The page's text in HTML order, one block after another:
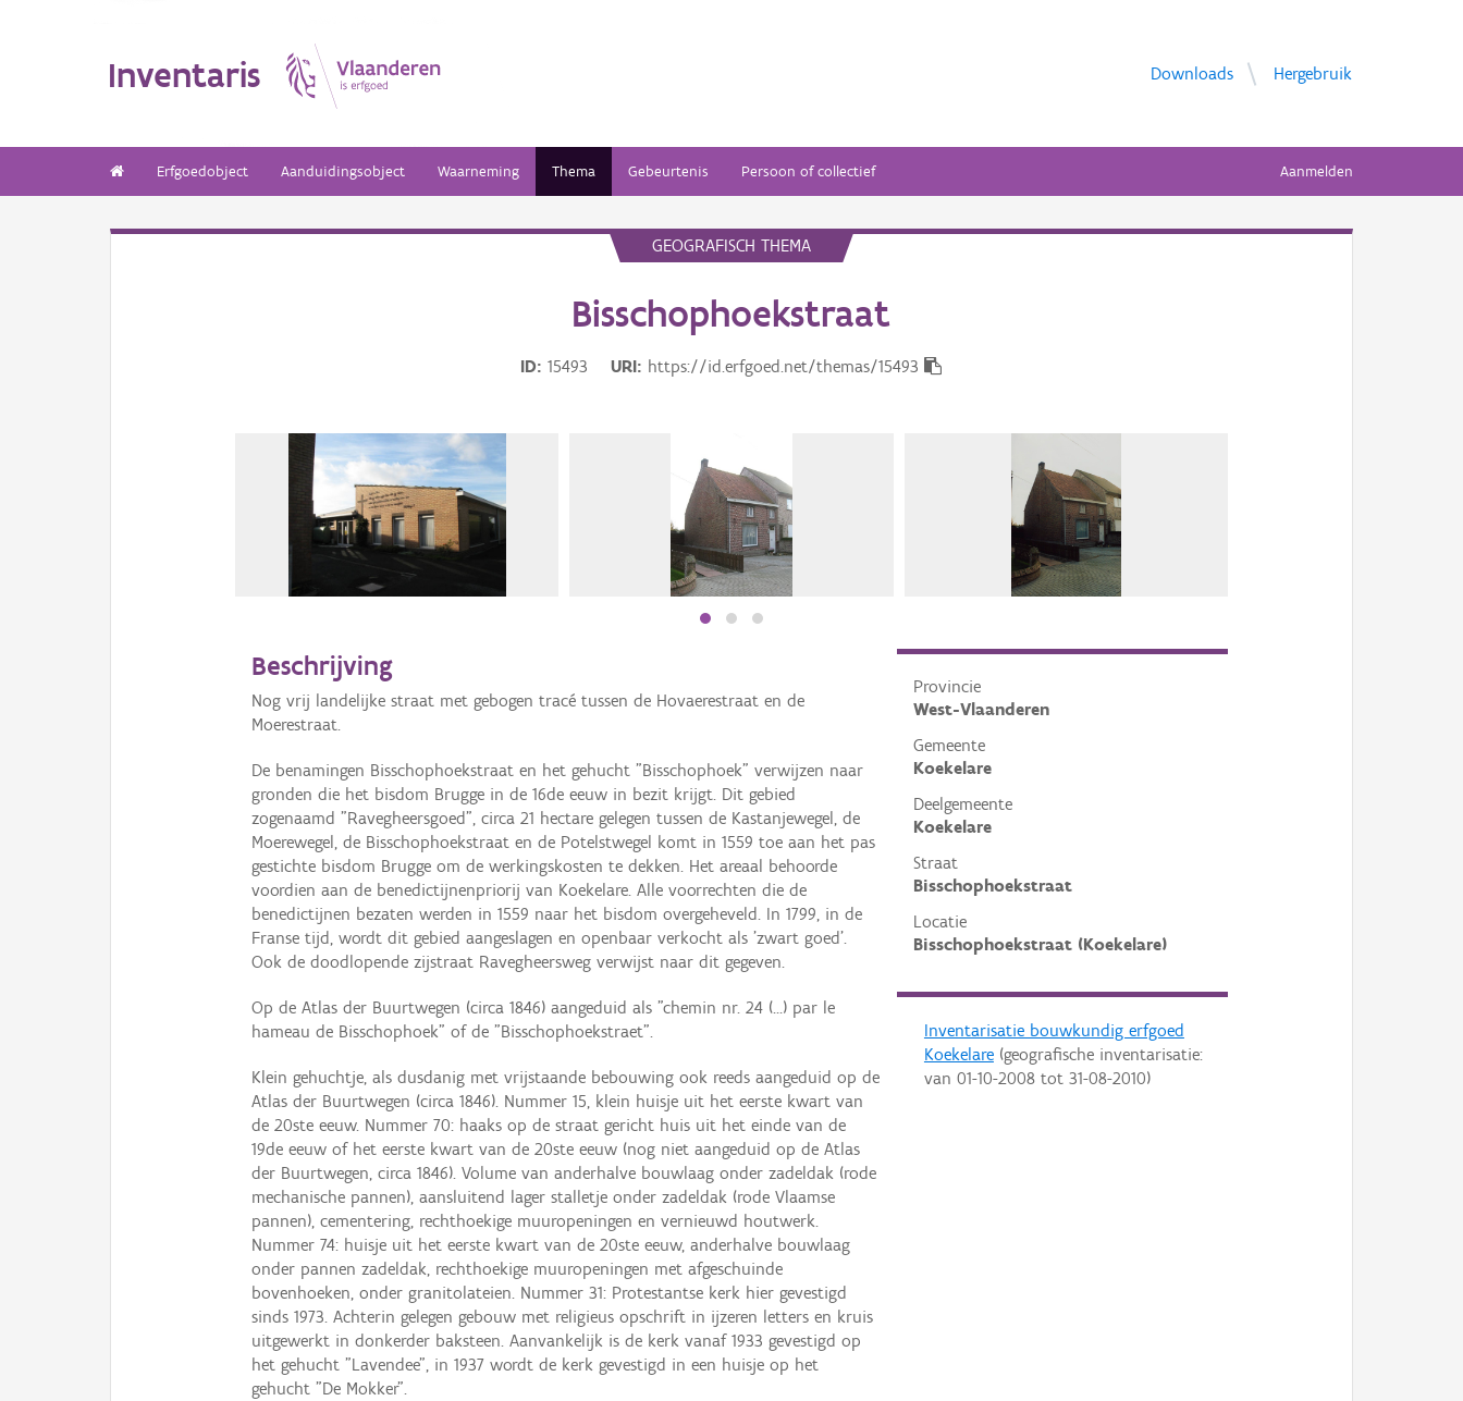
Inventaris Downloads Hergebruik
Erfgoedobject Aanduidingsobject Waarneming Thema Gebeurtenis Persoon of collectief Aanmelden
GEOGRAFISCH THEMA
Bisschophoekstraat
ID 15493 URI https://id.erfgoed.net/themas/15493
Provincie
West-Vlaanderen
Gemeente
Koekelare
Deelgemeente
Koekelare
Straat
Bisschophoekstraat
Locatie
Bisschophoekstraat (Koekelare)
Inventarisatie bouwkundig erfgoed
Koekelare(geografische inventarisatie:
van 01-10-2008tot 31-08-2010)
Beschrijving
Nog vrij landelijke straat met gebogen tracé tussen de Hovaerestraat en de
Moerestraat.
De benamingen Bisschophoekstraat en het gehucht "Bisschophoek" verwijzen naar
gronden die het bisdom Brugge in de 16de eeuw in bezit krijgt. Dit gebied
zogenaamd "Ravegheersgoed", circa 21 hectare gelegen tussen de Kastanjewegel, de
Moerewegel, de Bisschophoekstraat en de Potelstwegel komt in 1559 toe aan het pas
gestichte bisdom Brugge om de werkingskosten te dekken. Het areaal behoorde
voordien aan de benedictijnenpriorij van Koekelare. Alle voorrechten die de
benedictijnen bezaten werden in 1559 naar het bisdom overgeheveld. In 1799, in de
Franse tijd, wordt dit gebied aangeslagen en openbaar verkocht als 'zwart goed'.
Ook de doodlopende zijstraat Ravegheersweg verwijst naar dit gegeven.
Op de Atlas der Buurtwegen (circa 1846) aangeduid als "chemin nr. 24 (…) par le
hameau de Bisschophoek" of de "Bisschophoekstraet".
Klein gehuchtje, als dusdanig met vrijstaande bebouwing ook reeds aangeduid op de
Atlas der Buurtwegen (circa 1846). Nummer 15, klein huisje uit het eerste kwart van
de 20ste eeuw. Nummer 70: haaks op de straat gericht huis uit het einde van de
19de eeuw of het eerste kwart van de 20ste eeuw (nog niet aangeduid op de Atlas
der Buurtwegen, circa 1846). Volume van anderhalve bouwlaag onder zadeldak (rode
mechanische pannen), aansluitend lager stalletje onder zadeldak (rode Vlaamse
pannen), cementering, rechthoekige muuropeningen en vernieuwd houtwerk.
Nummer 74: huisje uit het eerste kwart van de 20ste eeuw, anderhalve bouwlaag
onder pannen zadeldak, rechthoekige muuropeningen met afgeschuinde
bovenhoeken, onder granitolateien. Nummer 31: Protestantse kerk hier gevestigd
sinds 1973. Achterin gelegen gebouw met religieus opschrift in ijzeren letters en kruis
uitgewerkt in donkerder baksteen. Aanvankelijk is de kerk vanaf 1933 gevestigd op
het gehucht "Lavendee", in 1937 wordt de kerk gevestigd in een huisje op het
gehucht "De Mokker".